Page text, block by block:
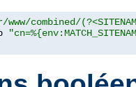
combined/